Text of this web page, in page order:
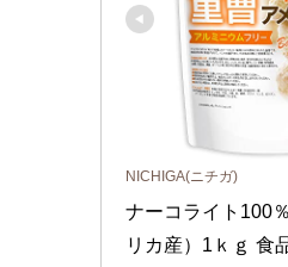
NICHIGA(ニチガ)
ナーコライト100
リカ産）1ｋｇ 食